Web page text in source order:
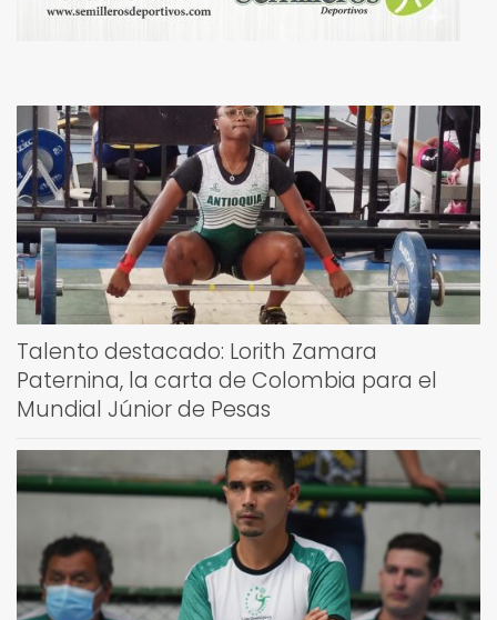
Talento destacado: Lorith Zamara
Paternina, la carta de Colombia para el
Mundial Júnior de Pesas